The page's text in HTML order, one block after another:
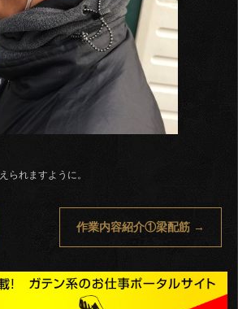
られますように。
作業内容紹介①梁配筋 →